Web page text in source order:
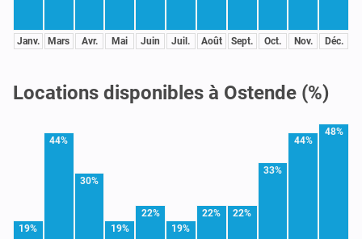
Janv. Mars Avr. Mai Juin Juil. Août Sept. Oct. Nov. Déc.
Locations disponibles à Ostende (%)
19%
44%
30%
19%
22%
19%
22% 22%
33%
44%
48%